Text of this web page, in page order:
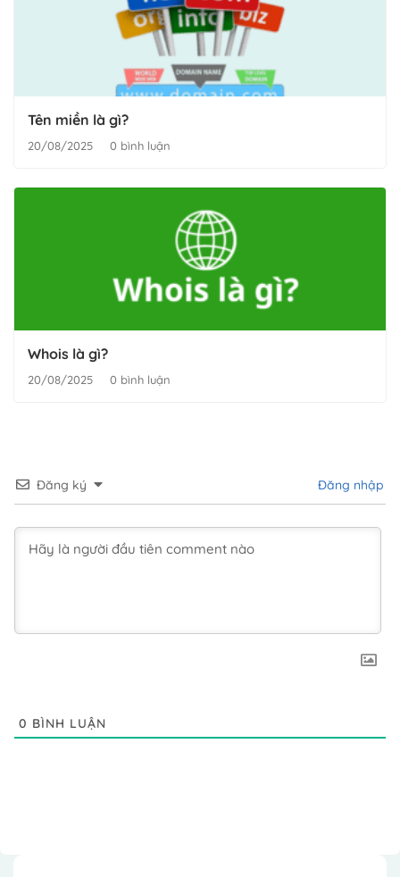
Tên miền là gì?
20/08/2025 0 bình luận
Whois là gì?
20/08/2025 0 bình luận
Đăng ký Đăng nhập
0 BÌNH LUẬN